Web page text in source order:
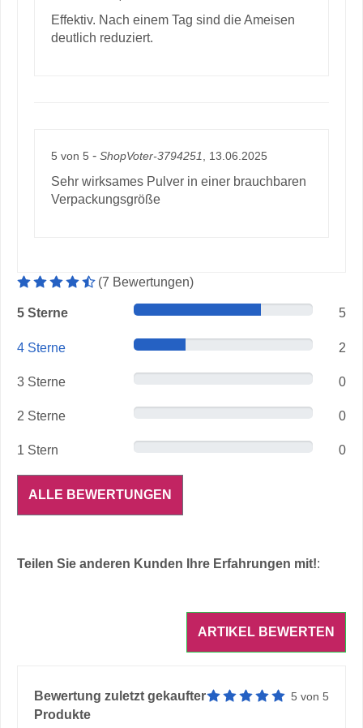
Effektiv. Nach einem Tag sind die Ameisen
deutlich reduziert.
5 von 5 - ShopVoter-3794251 , 13.06.2025
Sehr wirksames Pulver in einer brauchbaren
Verpackungsgröße
Durchschnittliche Artikelbewertung: 4.5 von 5 Sterne
(7 Bewertungen)
5 Sterne 5
4 Sterne 2
3 Sterne 0
2 Sterne 0
1 Stern 0
ALLE BEWERTUNGEN
Teilen Sie anderen Kunden Ihre Erfahrungen mit!:
Artikelbewertung: 5 von 5
5 von 5
Bewertung zuletzt gekaufter
Produkte